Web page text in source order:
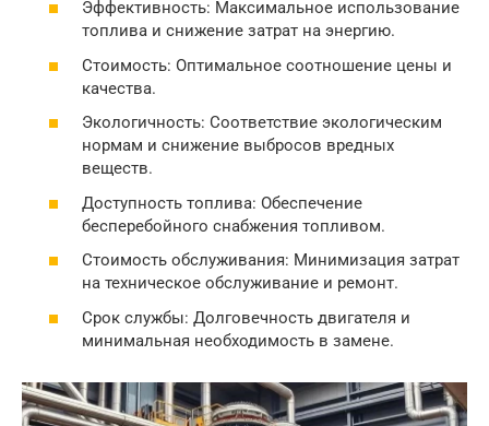
Эффективность: Максимальное использование
топлива и снижение затрат на энергию.
Стоимость: Оптимальное соотношение цены и
качества.
Экологичность: Соответствие экологическим
нормам и снижение выбросов вредных
веществ.
Доступность топлива: Обеспечение
бесперебойного снабжения топливом.
Стоимость обслуживания: Минимизация затрат
на техническое обслуживание и ремонт.
Срок службы: Долговечность двигателя и
минимальная необходимость в замене.